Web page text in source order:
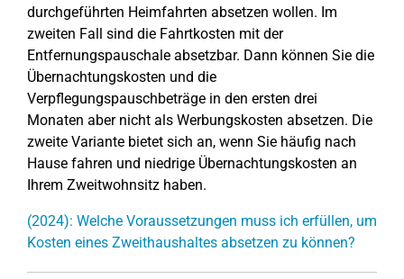
durchgeführten Heimfahrten absetzen wollen. Im
zweiten Fall sind die Fahrtkosten mit der
Entfernungspauschale absetzbar. Dann können Sie die
Übernachtungskosten und die
Verpflegungspauschbeträge in den ersten drei
Monaten aber nicht als Werbungskosten absetzen. Die
zweite Variante bietet sich an, wenn Sie häufig nach
Hause fahren und niedrige Übernachtungskosten an
Ihrem Zweitwohnsitz haben.
(2024): Welche Voraussetzungen muss ich erfüllen, um
Kosten eines Zweithaushaltes absetzen zu können?